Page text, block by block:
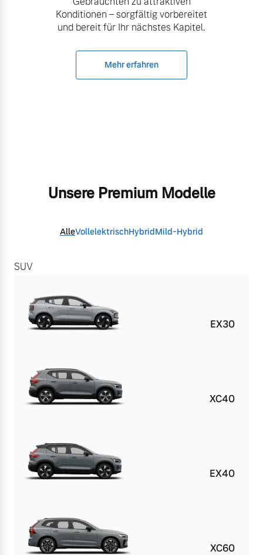
Konditionen – sorgfältig vorbereitet
und bereit für Ihr nächstes Kapitel.
Mehr erfahren
Unsere Premium Modelle
AlleVollelektrischHybridMild-Hybrid
SUV
EX30
XC40
EX40
XC60